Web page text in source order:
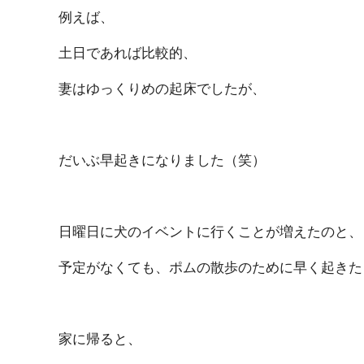
例えば、
土日であれば比較的、
妻はゆっくりめの起床でしたが、
だいぶ早起きになりました（笑）
日曜日に犬のイベントに行くことが増えたのと、
予定がなくても、ポムの散歩のために早く起き
家に帰ると、